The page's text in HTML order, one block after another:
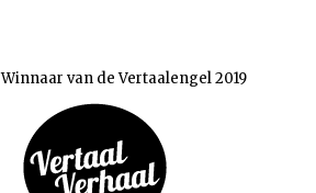
Winnaar van de Vertaalengel 2019